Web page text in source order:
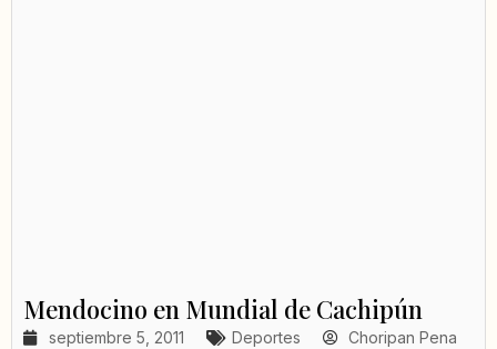
Mendocino en Mundial de Cachipún
septiembre 5, 2011 Deportes Choripan Pena